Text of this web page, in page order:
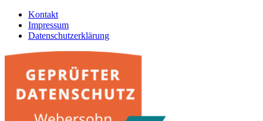
Kontakt
Impressum
Datenschutzerklärung